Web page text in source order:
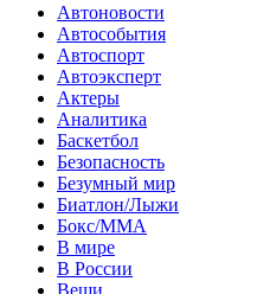
Автоновости
Автособытия
Автоспорт
Автоэксперт
Актеры
Аналитика
Баскетбол
Безопасность
Безумный мир
Биатлон/Лыжи
Бокс/MMA
В мире
В России
Вещи